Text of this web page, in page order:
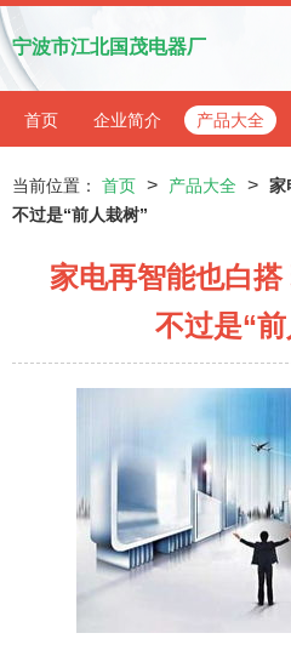
宁波市江北国茂电器厂
首页 企业简介 产品大全
当前位置： 首页 > 产品大全 > 家
不过是“前人栽树”
家电再智能也白搭
不过是“